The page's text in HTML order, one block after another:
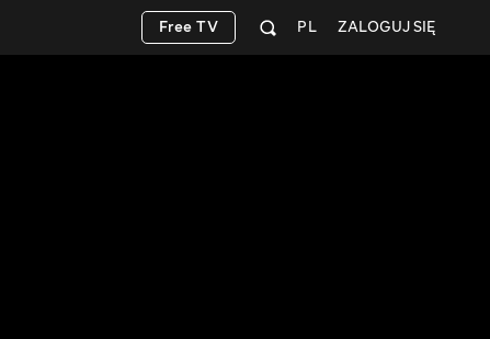
ZALOGUJ SIĘ
PL
Free TV